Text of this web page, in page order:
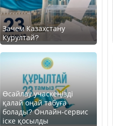
Зачем Казахстану
Курултай?
Өсайлау учаскеңізді
қалай оңай табуға
болады? Онлайн-сервис
іске қосылды